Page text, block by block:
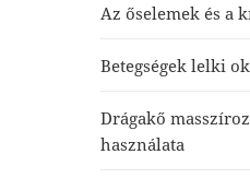
Az őselemek és a
Betegségek lelki
Drágakő
használata